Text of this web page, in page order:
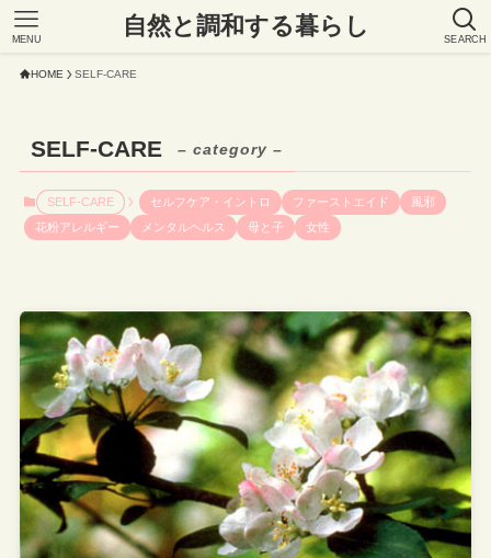
自然と調和する暮らし SEARCH
MENU
HOME SELF-CARE
SELF-CARE – category –
SELF-CARE セルフケア・イントロ ファーストエイド
風邪
花粉アレルギー
メンタルヘルス 母と子 女性